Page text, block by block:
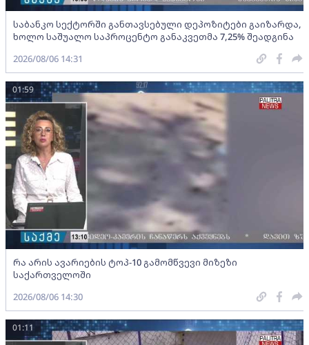
საბანკო სექტორში განთავსებული დეპოზიტები გაიზარდა,
ხოლო საშუალო საპროცენტო განაკვეთმა 7,25% შეადგინა
2026/08/06 14:31
რა არის ავარიების ტოპ-10 გამომწვევი მიზეზი
საქართველოში
01:59
2026/08/06 14:30
01:11